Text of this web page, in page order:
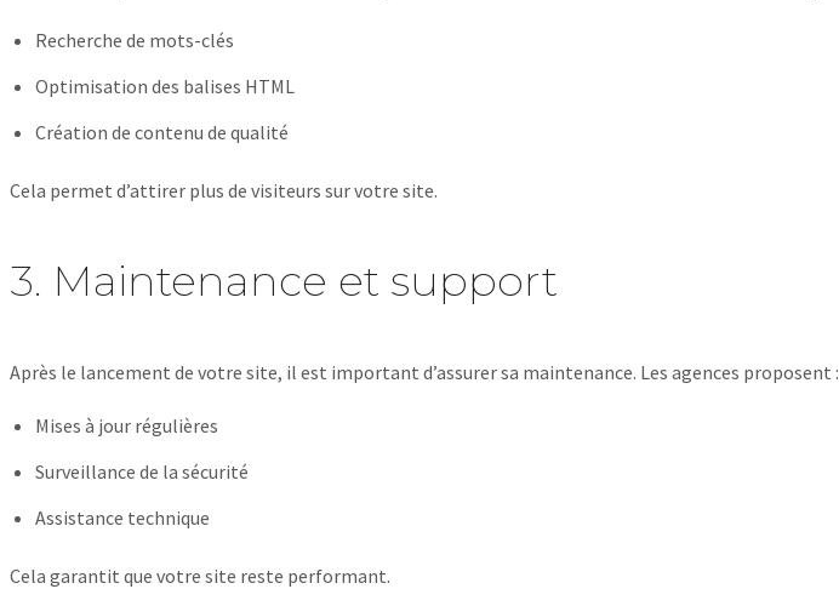
Recherche de mots-clés
Optimisation des balises HTML
Création de contenu de qualité
Cela permet d’attirer plus de visiteurs sur votre site.
3. Maintenance et support
Après le lancement de votre site, il est important d’assurer sa maintenance. Les agences proposent :
Mises à jour régulières
Surveillance de la sécurité
Assistance technique
Cela garantit que votre site reste performant.